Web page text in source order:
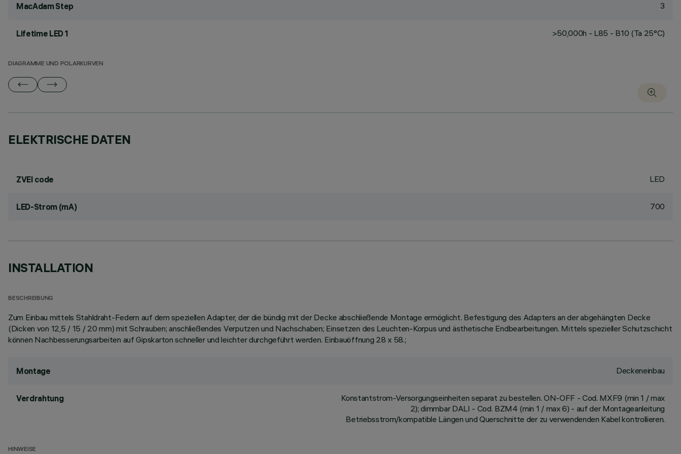
MacAdam Step 3
Lifetime LED 1 >50,000h - L85 - B10 (Ta 25°C)
DIAGRAMME UND POLARKURVEN
ELEKTRISCHE DATEN
ZVEI code LED
LED-Strom (mA) 700
INSTALLATION
BESCHREIBUNG
Zum Einbau mittels Stahldraht-Federn auf dem speziellen Adapter, der die bündig mit der Decke abschließende Montage ermöglicht. Befestigung des Adapters an der abgehängten Decke
(Dicken von 12,5 / 15 / 20 mm) mit Schrauben; anschließendes Verputzen und Nachschaben; Einsetzen des Leuchten-Korpus und ästhetische Endbearbeitungen. Mittels spezieller Schutzschicht
können Nachbesserungsarbeiten auf Gipskarton schneller und leichter durchgeführt werden. Einbauöffnung 28 x 58.;
Montage Deckeneinbau
Verdrahtung
Konstantstrom-Versorgungseinheiten separat zu bestellen. ON-OFF - Cod. MXF9 (min 1 / max
2); dimmbar DALI - Cod. BZM4 (min 1 / max 6) - auf der Montageanleitung
Betriebsstrom/kompatible Längen und Querschnitte der zu verwendenden Kabel kontrollieren.
HINWEISE